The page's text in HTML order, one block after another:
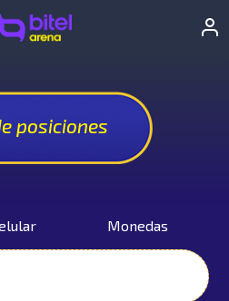
posiciones
Monedas